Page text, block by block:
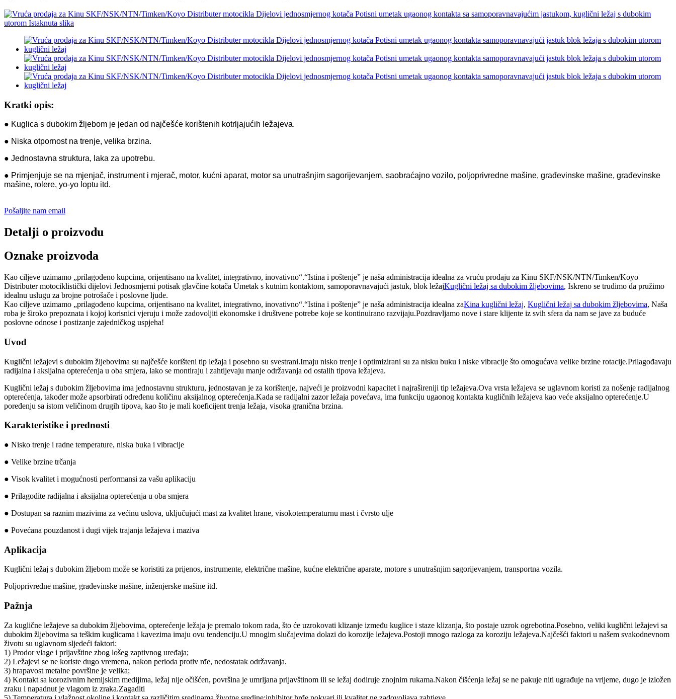
Kratki opis:
● Kuglica s dubokim žljebom je jedan od najčešće korištenih kotrljajućih ležajeva.
● Niska otpornost na trenje, velika brzina.
● Jednostavna struktura, laka za upotrebu.
● Primjenjuje se na mjenjač, ​​instrument i mjerač, motor, kućni aparat, motor sa unutrašnjim sagorijevanjem, saobraćajno vozilo, poljoprivredne mašine, građevinske mašine, građevinske
mašine, rolere, yo-yo loptu itd.
Pošaljite nam email
Detalji o proizvodu
Oznake proizvoda
Kao ciljeve uzimamo „prilagođeno kupcima, orijentisano na kvalitet, integrativno, inovativno“.“Istina i poštenje” je naša administracija idealna za vruću prodaju za Kinu SKF/NSK/NTN/Timken/Koyo
Distributer motociklistički dijelovi Jednosmjerni potisak glavčine kotača Umetak s kutnim kontaktom, samoporavnavajući jastuk, blok ležajKuglični ležaj sa dubokim žljebovima, Iskreno se trudimo da pružimo
idealnu uslugu za brojne potrošače i poslovne ljude.
Kao ciljeve uzimamo „prilagođeno kupcima, orijentisano na kvalitet, integrativno, inovativno“.“Istina i poštenje” je naša administracija idealna zaKina kuglični ležaj, Kuglični ležaj sa dubokim žljebovima, Naša
roba je široko prepoznata i kojoj korisnici vjeruju i može zadovoljiti ekonomske i društvene potrebe koje se kontinuirano razvijaju.Pozdravljamo nove i stare klijente iz svih sfera da nam se jave za buduće
poslovne odnose i postizanje zajedničkog uspjeha!
Uvod
Kuglični ležajevi s dubokim žljebovima su najčešće korišteni tip ležaja i posebno su svestrani.Imaju nisko trenje i optimizirani su za nisku buku i niske vibracije što omogućava velike brzine rotacije.Prilagođavaju
radijalna i aksijalna opterećenja u oba smjera, lako se montiraju i zahtijevaju manje održavanja od ostalih tipova ležajeva.
Kuglični ležaj s dubokim žljebovima ima jednostavnu strukturu, jednostavan je za korištenje, najveći je proizvodni kapacitet i najrašireniji tip ležajeva.Ova vrsta ležajeva se uglavnom koristi za nošenje radijalnog
opterećenja, također može apsorbirati određenu količinu aksijalnog opterećenja.Kada se radijalni zazor ležaja povećava, ima funkciju ugaonog kontakta kugličnih ležajeva kao veće aksijalno opterećenje.U
poređenju sa istom veličinom drugih tipova, kao što je mali koeficijent trenja ležaja, visoka granična brzina.
Karakteristike i prednosti
● Nisko trenje i radne temperature, niska buka i vibracije
● Velike brzine trčanja
● Visok kvalitet i mogućnosti performansi za vašu aplikaciju
● Prilagodite radijalna i aksijalna opterećenja u oba smjera
● Dostupan sa raznim mazivima za većinu uslova, uključujući mast za kvalitet hrane, visokotemperaturnu mast i čvrsto ulje
● Povećana pouzdanost i dugi vijek trajanja ležajeva i maziva
Aplikacija
Kuglični ležaj s dubokim žljebom može se koristiti za prijenos, instrumente, električne mašine, kućne električne aparate, motore s unutrašnjim sagorijevanjem, transportna vozila.
Poljoprivredne mašine, građevinske mašine, inženjerske mašine itd.
Pažnja
Za kuglične ležajeve sa dubokim žljebovima, opterećenje ležaja je premalo tokom rada, što će uzrokovati klizanje između kuglice i staze klizanja, što postaje uzrok ogrebotina.Posebno, veliki kuglični ležajevi sa
dubokim žljebovima sa teškim kuglicama i kavezima imaju ovu tendenciju.U mnogim slučajevima dolazi do korozije ležajeva.Postoji mnogo razloga za koroziju ležajeva.Najčešći faktori u našem svakodnevnom
životu su uglavnom sljedeći faktori:
1) Prodor vlage i prljavštine zbog lošeg zaptivnog uređaja;
2) Ležajevi se ne koriste dugo vremena, nakon perioda protiv rđe, nedostatak održavanja.
3) hrapavost metalne površine je velika;
4) Kontakt sa korozivnim hemijskim medijima, ležaj nije očišćen, površina je umrljana prljavštinom ili se ležaj dodiruje znojnim rukama.Nakon čišćenja ležaj se ne pakuje niti ugrađuje na vrijeme, dugo je izložen
zraku i napadnut je vlagom iz zraka.Zagaditi